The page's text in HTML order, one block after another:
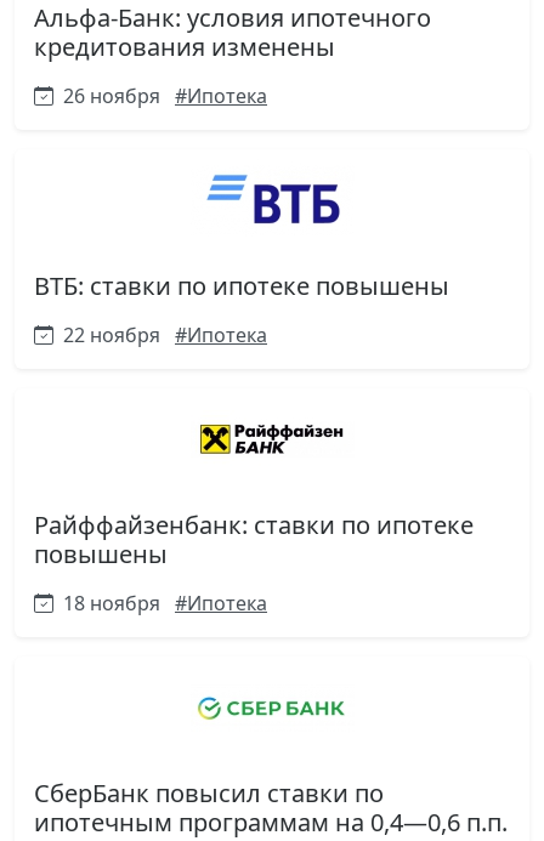
Альфа-Банк: условия ипотечного
кредитования изменены
26 ноября #Ипотека
ВТБ: ставки по ипотеке повышены
22 ноября #Ипотека
Райффайзенбанк: ставки по ипотеке
повышены
18 ноября #Ипотека
СберБанк повысил ставки по
ипотечным программам на 0,4—0,6 п.п.